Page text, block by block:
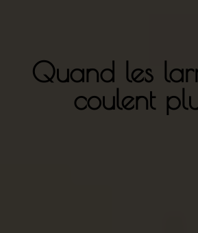
Quand les
coulent